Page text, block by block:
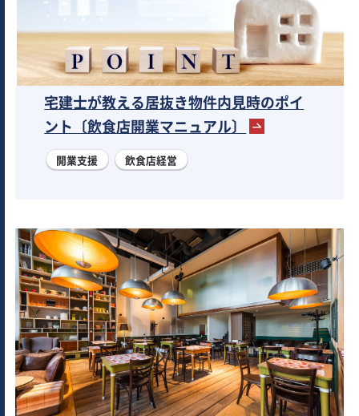
宅建士が教える居抜き物件内見時のポイ
ント〔飲食店開業マニュアル〕
開業支援 飲食店経営